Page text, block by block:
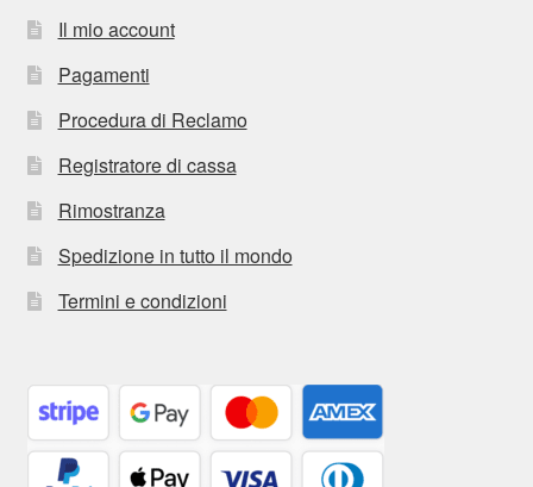
Il mio account
Pagamenti
Procedura di Reclamo
Registratore di cassa
Rimostranza
Spedizione in tutto il mondo
Termini e condizioni